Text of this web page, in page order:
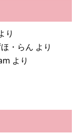
り
・らん より
より